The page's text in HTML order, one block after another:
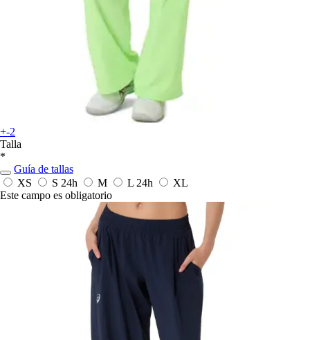
+-2
Talla
*
Guía de tallas
XS
S 24h M L 24h
XL
Este campo es obligatorio